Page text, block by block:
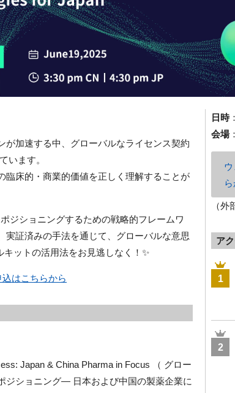
が加速する中、グローバルなライセンス契約
います。
臨床的・商業的価値を正しく理解することが
ジショニングするための戦略的フレームワ
実証済みの手法を通じて、グローバルな意思
ットの活用法をお見逃しなく！✨
はこちらから
Japan & China Pharma in Focus （ グロー
ジショニング― 日本および中国の製薬企業に
日時：
会場：
（外
ア
1
2